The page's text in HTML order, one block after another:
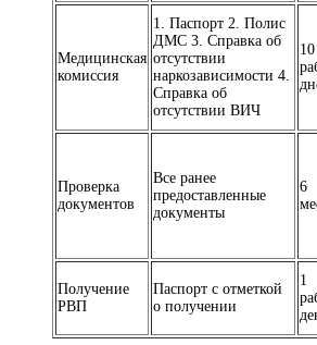
Медицинская
комиссия
1. Паспорт 2. Полис
ДМС 3. Справка об
отсутствии
наркозависимости 4.
Справка об
отсутствии ВИЧ
10
Проверка
документов
Все ранее
предоставленные
документы
6
Получение
РВП
Паспорт с отметкой
о получении
1